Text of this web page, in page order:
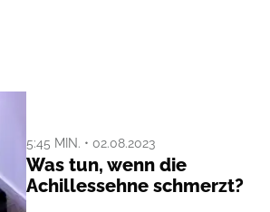
5:45 MIN. • 02.08.2023
Was tun, wenn die
Achillessehne schmerzt?